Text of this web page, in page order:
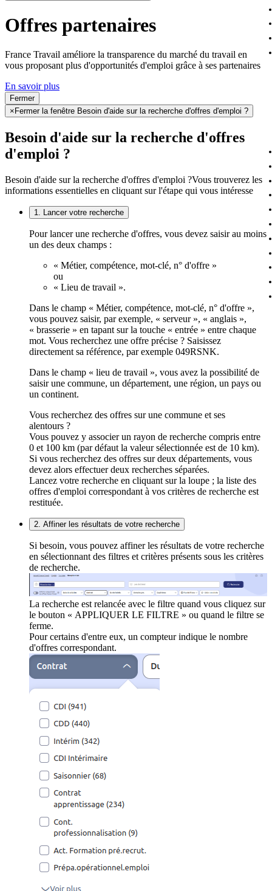
Offres partenaires
France Travail améliore la transparence du marché du travail en
vous proposant plus d'opportunités d'emploi grâce à ses partenaires
En savoir plus
Fermer
× Fermer la fenêtre Besoin d'aide sur la recherche d'offres d'emploi ?
Besoin d'aide sur la recherche d'offres
d'emploi ?
Besoin d'aide sur la recherche d'offres d'emploi ?Vous trouverez les
informations essentielles en cliquant sur l'étape qui vous intéresse
1. Lancer votre recherche
Pour lancer une recherche d'offres, vous devez saisir au moins
un des deux champs :
« Métier, compétence, mot-clé, n° d'offre »
ou
« Lieu de travail ».
Dans le champ « Métier, compétence, mot-clé, n° d'offre »,
vous pouvez saisir, par exemple, « serveur », « anglais »,
« brasserie » en tapant sur la touche « entrée » entre chaque
mot. Vous recherchez une offre précise ? Saisissez
directement sa référence, par exemple 049RSNK.
Dans le champ « lieu de travail », vous avez la possibilité de
saisir une commune, un département, une région, un pays ou
un continent.
Vous recherchez des offres sur une commune et ses
alentours ?
Vous pouvez y associer un rayon de recherche compris entre
0 et 100 km (par défaut la valeur sélectionnée est de 10 km).
Si vous recherchez des offres sur deux départements, vous
devez alors effectuer deux recherches séparées.
Lancez votre recherche en cliquant sur la loupe ; la liste des
offres d'emploi correspondant à vos critères de recherche est
restituée.
2. Affiner les résultats de votre recherche
Si besoin, vous pouvez affiner les résultats de votre recherche
en sélectionnant des filtres et critères présents sous les critères
de recherche.
La recherche est relancée avec le filtre quand vous cliquez sur
le bouton « APPLIQUER LE FILTRE » ou quand le filtre se
ferme.
Pour certains d'entre eux, un compteur indique le nombre
d'offres correspondant.